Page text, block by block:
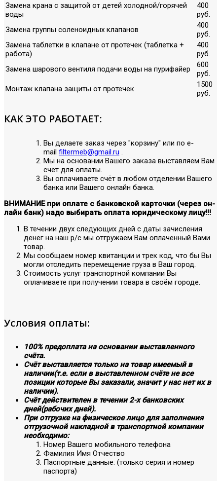
Замена крана с защитой от детей холодной/горячей
воды
400
руб.
Замена группы соленоидных клапанов
400
руб.
Замена таблетки в клапане от протечек (таблетка +
работа)
400
руб.
Замена шарового вентиля подачи воды на пурифайер
600
руб.
Монтаж клапана защиты от протечек
1500
руб.
КАК ЭТО РАБОТАЕТ:
Вы делаете заказ через "корзину" или по е-
mail filtermeb@gmail.ru .
Мы на основании Вашего заказа выставляем Вам
счёт для оплаты.
Вы оплачиваете счёт в любом отделении Вашего
банка или Вашего онлайн банка.
ВНИМАНИЕ при оплате с банковской карточки (через он-
лайн банк) надо выбирать оплата юридическому лицу!!!
В течении двух следующих дней с даты зачисления
денег на наш р/с мы отгружаем Вам оплаченный Вами
товар.
Мы сообщаем номер квитанции и трек код, что бы Вы
могли отследить перемещение груза в Ваш город.
Стоимость услуг транспортной компании Вы
оплачиваете при получении товара в своём городе.
Условия оплаты:
100% предоплата на основании выставленного
счёта.
Счёт выставляется только на товар имеемый в
наличии(т.е. если в выставленном счёте не все
позиции которые Вы заказали, значит у нас нет их в
наличии).
Счёт действителен в течении 2-х банковских
дней(рабочих дней).
При отгрузке на физическое лицо для заполнения
отгрузочной накладной в транспортной компании
необходимо:
Номер Вашего мобильного телефона
Фамилия Имя Отчество
Паспортные данные: (только серия и номер
паспорта)